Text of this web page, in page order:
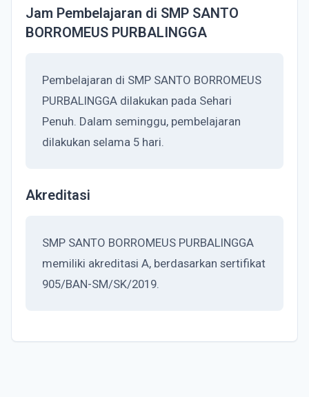
Jam Pembelajaran di SMP SANTO
BORROMEUS PURBALINGGA
Pembelajaran di SMP SANTO BORROMEUS
PURBALINGGA dilakukan pada Sehari
Penuh. Dalam seminggu, pembelajaran
dilakukan selama 5 hari.
Akreditasi
SMP SANTO BORROMEUS PURBALINGGA
memiliki akreditasi A, berdasarkan sertifikat
905/BAN-SM/SK/2019.